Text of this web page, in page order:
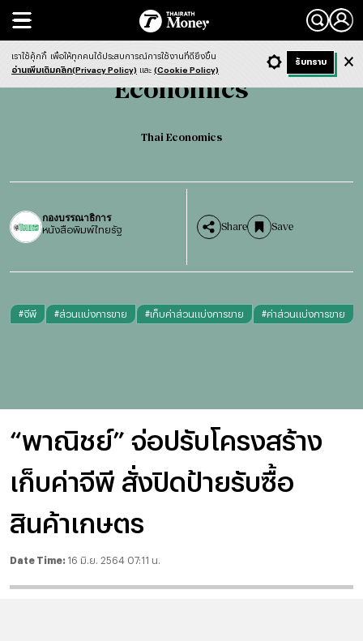
Search
Economics Thai Economics
Economics
Thai Economics
กองบรรณาธิการ
หนังสือพิมพ์ไทยรัฐ Share Save
#จีพี #ส่วนแบ่งการขาย #เก็บค่าส่วนแบ่งการขาย #ค่าส่วนแบ่งการขาย
“พาณิชย์” จ่อปรับโครงสร้าง
เก็บค่าจีพี สั่งปิดป้ายรับซื้อ
สินค้าเกษตร
Date Time: 16 มิ.ย. 2564 07:11 น.
- ก + ก Dark ฟังข่าว
เราใช้คุ้กกี้ เพื่อให้ทุกคนได้ประสบการณ์การใช้งานที่ดียิ่งขึ้น
อ่านเพิ่มเติมคลิก(Privacy Policy) และ (Cookie Policy)
รับทราบ